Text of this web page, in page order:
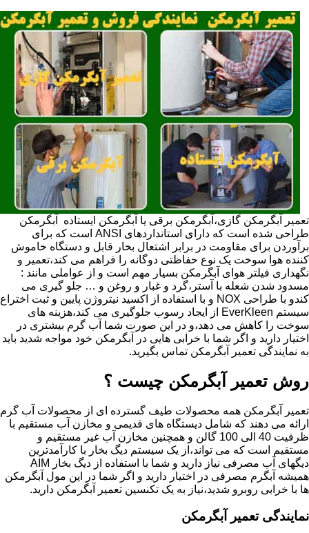
تعمیر آبگرمکن گازی،آبگرمکن برقی یا آبگرمکن ایستاده ​ آبگرمکن
طراحی شده است که دارای استانداردهای ANSI است که برای
برآوردن برای مقاومت در برابر اشتعال بخار قابل و دستگاه خاموش
کننده هوا سوخت یک نوع حفاظتی دوگانه را فراهم می کند،تعمیر و
نگهداری فیلتر هوای آبگرمکن بسیار مهم است و از عواملی مانند :
مسدود شدن شعله با آستر،گرد و غبار و روغن و … جلو گیری می
کندو با طراحی NOX و با استفاده از اکسید نیتروژن پایین و ثبت اختراع
سیستم EverKleen از ایجاد رسوب جلوگیری می کند،هزینه های
سوخت را کاهش می دهد،و در این صورت شما آب گرم بیشتری در
اختیار دارید و اگر شما با خرابی هایی در آبگرمکن خود مواجه شدید باید
به نمایندگی تعمیر آبگرمکن تماس بگیرید.
روش تعمیر آبگرمکن چیست ؟
تعمیر آبگرمکن همه محصولات طیف گسترده ای از محصولات آب گرم
ارائه می دهند که شامل دیستگاه های قدیمی و مخازن آب مستقیم با
ظرفیت 40 الی 100 گالن و همچنین مخازن آب غیر مستقیم و
مستقیم است که می تواند،از یک سیستم دیگ بخار با کارآمدترین
دیگهای آب مصرفی نیاز دارید و شما با استفاده از دیگ بخار AIM
همیشه آبگرم مصرفی در اختیار دارید و اگر شما در این مول آبگرمکن
ها با خرابی روبرو شدید،نیاز به یک تکنسین تعمیر آبگرمکن دارید.
نمایندگی تعمیر آبگرمکن